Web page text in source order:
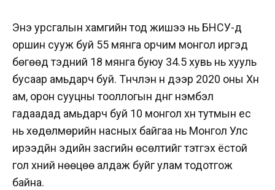
Энэ урсгалын хамгийн тод жишээ нь БНСУ-д
оршин сууж буй 55 мянга орчим монгол иргэд
бөгөөд тэдний 18 мянга буюу 34.5 хувь нь хууль
бусаар амьдарч буй. Түүнчлэн үүн дээр 2020 оны Хүн
ам, орон сууцны тооллогын дүнг нэмбэл
гадаадад амьдарч буй 10 монгол хүн тутмын ес
нь хөдөлмөрийн насных байгаа нь Монгол Улс
ирээдүйн эдийн засгийн өсөлтийг тэтгэх ёстой
гол хүний нөөцөө алдаж буйг улам тодотгож
байна.